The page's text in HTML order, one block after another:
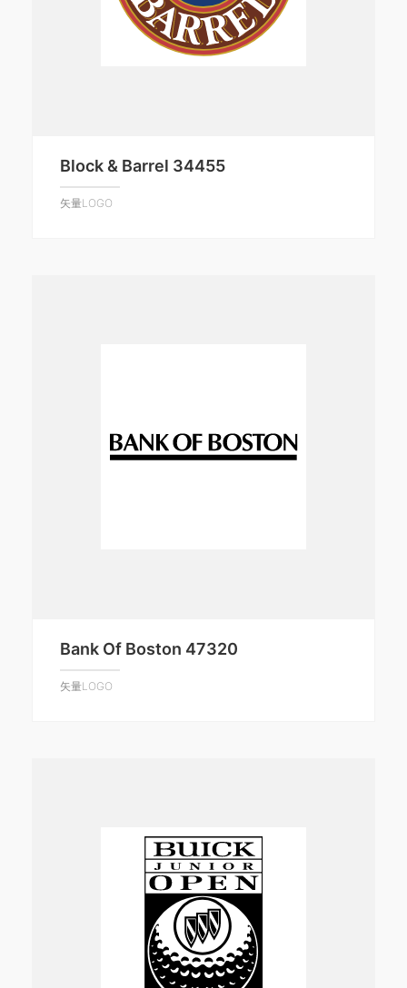
Block & Barrel 34455
矢量LOGO
Bank Of Boston 47320
矢量LOGO